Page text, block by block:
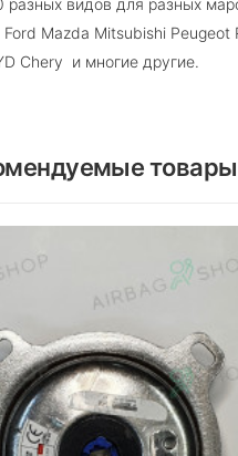
разных видов для разных
Mazda Mitsubishi Peugeot
Chery и многие другие.
товары